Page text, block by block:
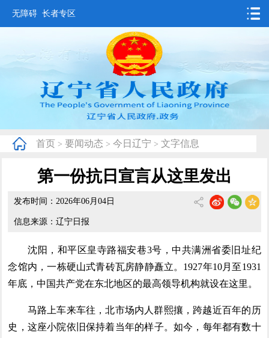
无障碍 长者专区
要闻动态
政务公开
互动交流
数据发布
省情概况
首页 > 要闻动态 > 今日辽宁 > 文字信息
第一份抗日宣言从这里发出
发布时间：2026年06月04日
信息来源：辽宁日报
沈阳，和平区皇寺路福安巷3号，中共满洲省委旧址纪
念馆内，一栋硬山式青砖瓦房静静矗立。1927年10月至1931
年底，中国共产党在东北地区的最高领导机构就设在这里。
马路上车来车往，北市场内人群熙攘，跨越近百年的历
史，这座小院依旧保持着当年的样子。如今，每年都有数十